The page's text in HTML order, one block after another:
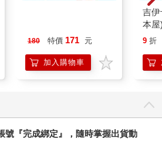
180 特價 171 元
加入購物車
吉
本屋
9 折
號『完成綁定』，隨時掌握出貨動